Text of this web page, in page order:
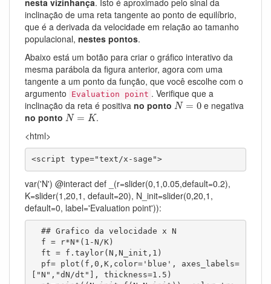
inclinação de uma reta tangente ao ponto de equilíbrio,
que é a derivada da velocidade em relação ao tamanho
populacional, nestes pontos.
Abaixo está um botão para criar o gráfico interativo da
mesma parábola da figura anterior, agora com uma
tangente a um ponto da função, que você escolhe com o
argumento
Evaluation point . Verifique que a
inclinação da reta é positiva no ponto N = 0
N=0
e negativa
no ponto N = K
N=K
.
<html>
<script type="text/x-sage">
var('N') @interact def _(r=slider(0,1,0.05,default=0.2),
K=slider(1,20,1, default=20), N_init=slider(0,20,1,
default=0, label='Evaluation point')):
["N","dN/dt"], thickness=1.5)